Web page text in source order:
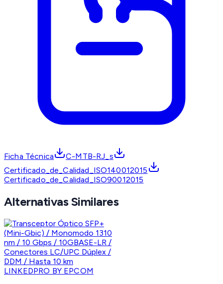
Ficha Técnica
C-MTB-RJ_s
Certificado_de_Calidad_ISO140012015
Certificado_de_Calidad_ISO90012015
Alternativas Similares
LINKEDPRO BY EPCOM